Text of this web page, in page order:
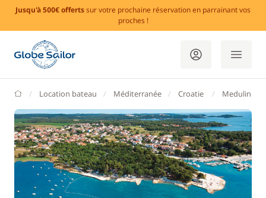
Jusqu'à 500€ offertssur votre prochaine réservation en parrainant vos
proches !
GlobeSailor
Location bateau Méditerranée Croatie Medulin